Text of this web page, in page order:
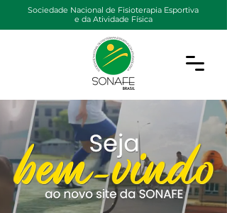
Sociedade Nacional de Fisioterapia Esportiva
e da Atividade Física